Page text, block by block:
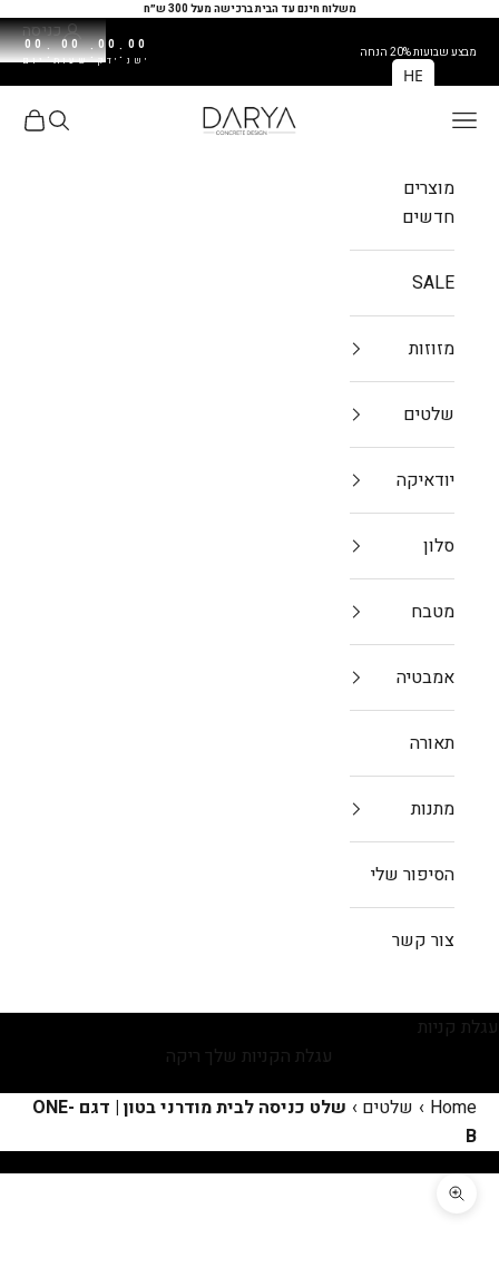
דילוג לתוכן משלוח חינם עד הבית ברכישה מעל 300 ש״ח
מבצע שבועות 20% הנחה 00
יום: 00
שעות:00
דק': 00
שנ'
DARYA פתח תפריט ניווט פתחפתח
מוצרים
חדשים
SALE
מזוזות
שלטים
יודאיקה
סלון
מטבח
אמבטיה
תאורה
מתנות
הסיפור שלי
צור קשר
כניסה
עגלת קניות
עגלת הקניות שלך ריקה
Home
› שלטים ›
שלט כניסה לבית מודרני בטון | דגם ONE-
B
תקריב
HE